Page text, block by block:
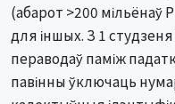
(абарот >200 мільёнаў
для іншых. З 1 студзеня
пераводаў паміж
павінны ўключаць